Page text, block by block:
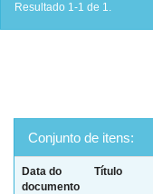
Resultado 1-1 de 1.
Conjunto de itens:
Data do
documento
Título